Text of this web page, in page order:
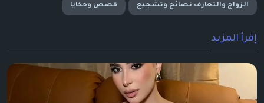
الزواج والتعارف نصائح وتشجيع قصص وحكايا
إقرأ المزيد